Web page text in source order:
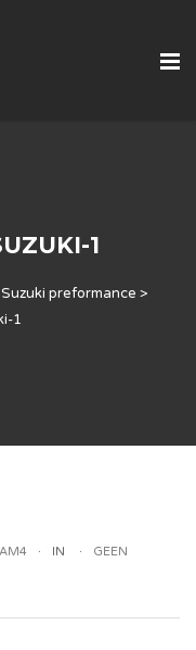
1
preformance >
1
IN
GEEN